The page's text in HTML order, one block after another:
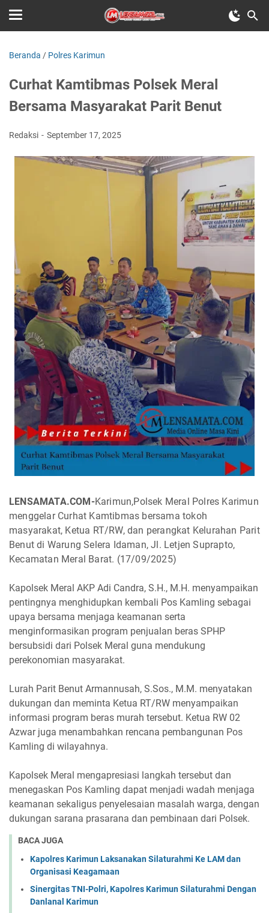
Beranda / Polres Karimun
Curhat Kamtibmas Polsek Meral
Bersama Masyarakat Parit Benut
Redaksi September 17, 2025
LENSAMATA.COM-Karimun,Polsek Meral Polres Karimun
menggelar Curhat Kamtibmas bersama tokoh
masyarakat, Ketua RT/RW, dan perangkat Kelurahan Parit
Benut di Warung Selera Idaman, Jl. Letjen Suprapto,
Kecamatan Meral Barat. (17/09/2025)
Kapolsek Meral AKP Adi Candra, S.H., M.H. menyampaikan
pentingnya menghidupkan kembali Pos Kamling sebagai
upaya bersama menjaga keamanan serta
menginformasikan program penjualan beras SPHP
bersubsidi dari Polsek Meral guna mendukung
perekonomian masyarakat.
Lurah Parit Benut Armannusah, S.Sos., M.M. menyatakan
dukungan dan meminta Ketua RT/RW menyampaikan
informasi program beras murah tersebut. Ketua RW 02
Azwar juga menambahkan rencana pembangunan Pos
Kamling di wilayahnya.
Kapolsek Meral mengapresiasi langkah tersebut dan
menegaskan Pos Kamling dapat menjadi wadah menjaga
keamanan sekaligus penyelesaian masalah warga, dengan
dukungan sarana prasarana dan pembinaan dari Polsek.
BACA JUGA
Kapolres Karimun Laksanakan Silaturahmi Ke LAM dan
Organisasi Keagamaan
Sinergitas TNI-Polri, Kapolres Karimun Silaturahmi Dengan
Danlanal Karimun